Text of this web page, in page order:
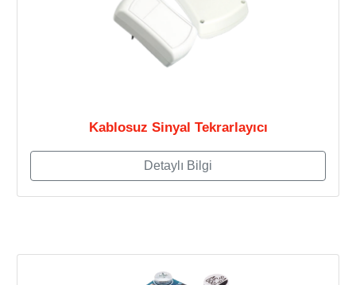
Kablosuz Sinyal Tekrarlayıcı
Detaylı Bilgi